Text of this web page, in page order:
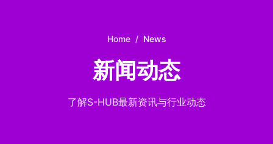
Home News
新闻动态
了解S-HUB最新资讯与行业动态